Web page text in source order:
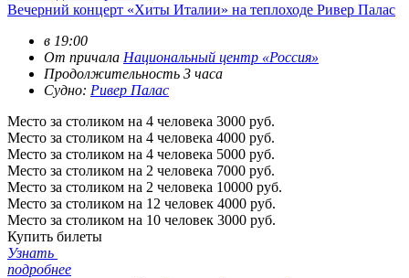
Вечерний концерт «Хиты Италии» на теплоходе Ривер Палас
в 19:00
От причала Национальный центр «Россия»
Продолжительность 3 часа
Судно: Ривер Палас
Место за столиком на 4 человека 3000 руб.
Место за столиком на 4 человека 4000 руб.
Место за столиком на 4 человека 5000 руб.
Место за столиком на 2 человека 7000 руб.
Место за столиком на 2 человека 10000 руб.
Место за столиком на 12 человек 4000 руб.
Место за столиком на 10 человек 3000 руб.
Купить билеты
Узнать
подробнее